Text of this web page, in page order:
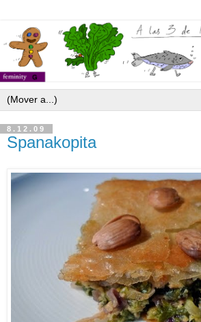
8.12.09
Spanakopita